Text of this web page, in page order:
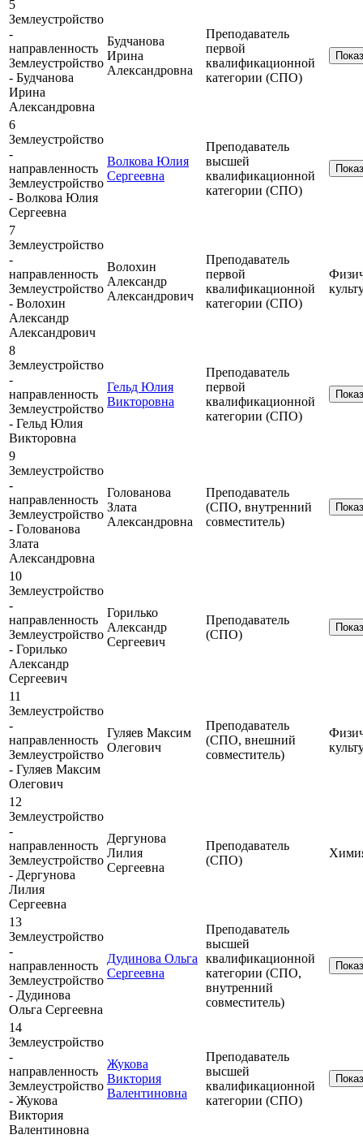
5
Землеустройство
-
направленность
Землеустройство
- Будчанова
Ирина
Александровна
Будчанова
Ирина
Александровна
Преподаватель
первой
квалификационной
категории (СПО)
6
Землеустройство
-
направленность
Землеустройство
- Волкова Юлия
Сергеевна
Волкова Юлия
Сергеевна
Преподаватель
высшей
квалификационной
категории (СПО)
7
Землеустройство
-
направленность
Землеустройство
- Волохин
Александр
Александрович
Волохин
Александр
Александрович
Преподаватель
первой
квалификационной
категории (СПО)
8
Землеустройство
-
направленность
Землеустройство
- Гельд Юлия
Викторовна
Гельд Юлия
Викторовна
Преподаватель
первой
квалификационной
категории (СПО)
9
Землеустройство
-
направленность
Землеустройство
- Голованова
Злата
Александровна
Голованова
Злата
Александровна
Преподаватель
(СПО, внутренний
совместитель)
10
Землеустройство
-
направленность
Землеустройство
- Горилько
Александр
Сергеевич
Горилько
Александр
Сергеевич
Преподаватель
(СПО)
11
Землеустройство
-
направленность
Землеустройство
- Гуляев Максим
Олегович
Гуляев Максим
Олегович
Преподаватель
(СПО, внешний
совместитель)
12
Землеустройство
-
направленность
Землеустройство
- Дергунова
Лилия
Сергеевна
Дергунова
Лилия
Сергеевна
Преподаватель
(СПО)
13
Землеустройство
-
направленность
Землеустройство
- Дудинова
Ольга Сергеевна
Дудинова Ольга
Сергеевна
Преподаватель
высшей
квалификационной
категории (СПО,
внутренний
совместитель)
14
Землеустройство
-
направленность
Землеустройство
- Жукова
Виктория
Валентиновна
Жукова
Виктория
Валентиновна
Преподаватель
высшей
квалификационной
категории (СПО)